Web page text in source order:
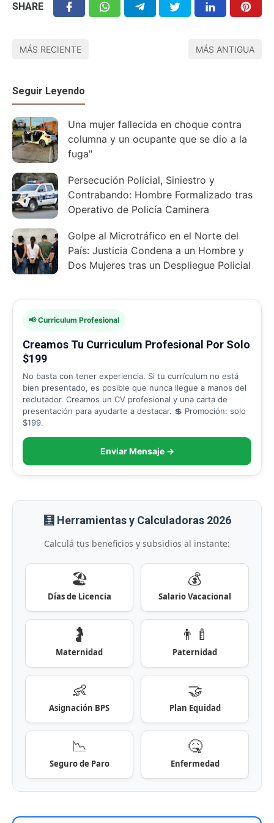
SHARE
MÁS RECIENTE MÁS ANTIGUA
Seguir Leyendo
Una mujer fallecida en choque contra
columna y un ocupante que se dio a la
fuga"
Persecución Policial, Siniestro y
Contrabando: Hombre Formalizado tras
Operativo de Policía Caminera
Golpe al Microtráfico en el Norte del
País: Justicia Condena a un Hombre y
Dos Mujeres tras un Despliegue Policial
📢 Curriculum Profesional
Creamos Tu Curriculum Profesional Por Solo
$199
No basta con tener experiencia. Si tu currículum no está
bien presentado, es posible que nunca llegue a manos del
reclutador. Creamos un CV profesional y una carta de
presentación para ayudarte a destacar. 💲 Promoción: solo
$199.
Enviar Mensaje →
🧮 Herramientas y Calculadoras 2026
Calculá tus beneficios y subsidios al instante:
🏖️
Días de Licencia
💰
Salario Vacacional
🤰
Maternidad
👨‍🍼
Paternidad
👶
Asignación BPS
🤝
Plan Equidad
📉
Seguro de Paro
🤒
Enfermedad